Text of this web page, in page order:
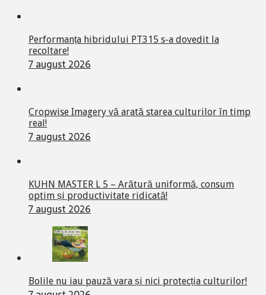
Performanța hibridului PT315 s-a dovedit la
recoltare!
7 august 2026
Cropwise Imagery vă arată starea culturilor în timp
real!
7 august 2026
KUHN MASTER L 5 – Arătură uniformă, consum
optim și productivitate ridicată!
7 august 2026
Bolile nu iau pauză vara și nici protecția culturilor!